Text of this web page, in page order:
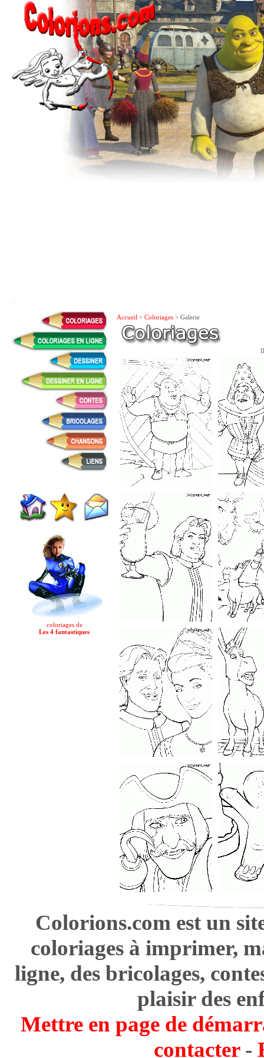
coloriages de
Les 4 fantastiques
Accueil > Coloriages > Galerie
Colorions.com est un
coloriages à imprimer,
ligne, des bricolages,
plaisir des
Mettre en page de
contacter-